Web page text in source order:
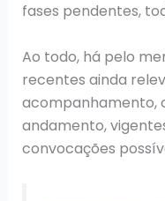
fases pendentes,
Ao todo, há pelo
recentes ainda
acompanhamento,
andamento,
convocações